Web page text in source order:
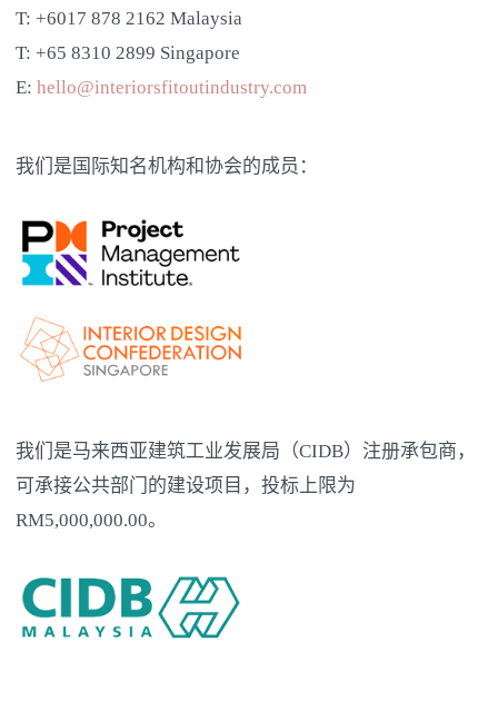
T: +6017 878 2162 Malaysia
T: +65 8310 2899 Singapore
E: hello@interiorsfitoutindustry.com
我们是国际知名机构和协会的成员：
我们是马来西亚建筑工业发展局（CIDB）注册承包商，
可承接公共部门的建设项目，投标上限为
RM5,000,000.00。